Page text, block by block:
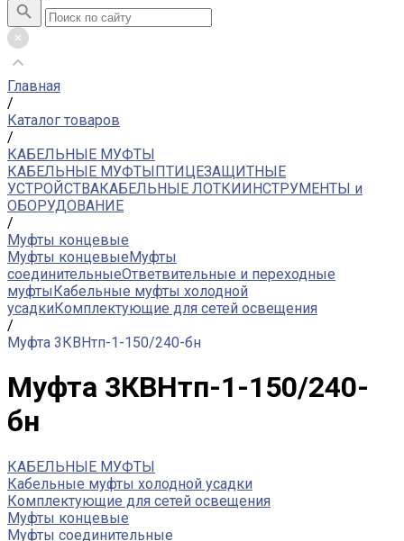
Главная
/
Каталог товаров
/
КАБЕЛЬНЫЕ МУФТЫ
КАБЕЛЬНЫЕ МУФТЫПТИЦЕЗАЩИТНЫЕ
УСТРОЙСТВАКАБЕЛЬНЫЕ ЛОТКИИНСТРУМЕНТЫ и
ОБОРУДОВАНИЕ
/
Муфты концевые
Муфты концевыеМуфты
соединительныеОтветвительные и переходные
муфтыКабельные муфты холодной
усадкиКомплектующие для сетей освещения
/
Муфта 3КВНтп-1-150/240-бн
Муфта 3КВНтп-1-150/240-
бн
КАБЕЛЬНЫЕ МУФТЫ
Кабельные муфты холодной усадки
Комплектующие для сетей освещения
Муфты концевые
Муфты соединительные